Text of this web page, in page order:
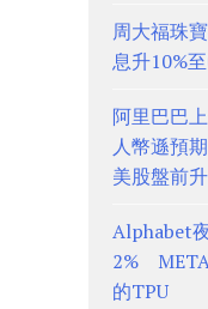
周大福珠
息升10%
阿里巴巴
人幣遜預
美股盤前
Alphabet
2%
的TPU